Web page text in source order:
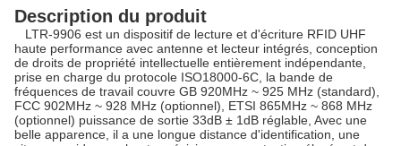
Description du produit
LTR-9906 est un dispositif de lecture et d'écriture RFID UHF
haute performance avec antenne et lecteur intégrés, conception
de droits de propriété intellectuelle entièrement indépendante,
prise en charge du protocole ISO18000-6C, la bande de
fréquences de travail couvre GB 920MHz ~ 925 MHz (standard),
FCC 902MHz ~ 928 MHz (optionnel), ETSI 865MHz ~ 868 MHz
(optionnel) puissance de sortie 33dB ± 1dB réglable, Avec une
belle apparence, il a une longue distance d'identification, une